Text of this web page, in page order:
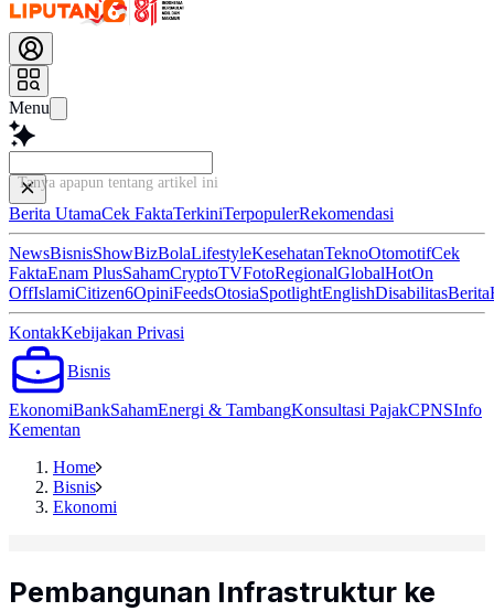
Menu
Tanya apapun tentang artikel ini
Berita UtamaCek FaktaTerkiniTerpopulerRekomendasi
NewsBisnisShowBizBolaLifestyleKesehatanTeknoOtomotifCek
FaktaEnam PlusSahamCryptoTVFotoRegionalGlobalHotOn
OffIslamiCitizen6OpiniFeedsOtosiaSpotlightEnglishDisabilitasBerita
KontakKebijakan Privasi
Bisnis
EkonomiBankSahamEnergi & TambangKonsultasi PajakCPNSInfo
Kementan
Home
Bisnis
Ekonomi
Pembangunan Infrastruktur ke